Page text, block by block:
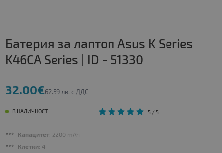
Батерия за лаптоп Asus K Series
K46CA Series | ID - 51330
32.00€62.59 лв. с ДДС
В НАЛИЧНОСТ 5/ 5
Капацитет: 2200 mAh
Клетки: 4